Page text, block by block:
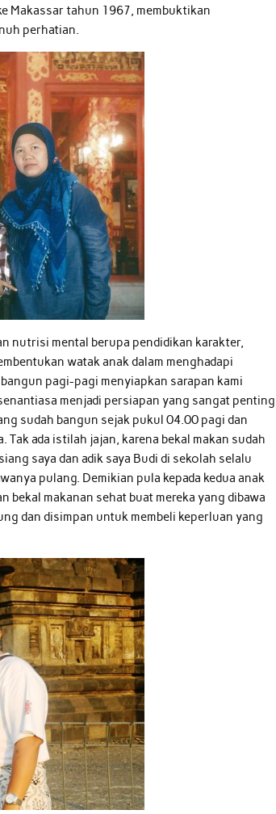
Makassar tahun 1967, membuktikan
perhatian.
nutrisi mental berupa pendidikan karakter,
watak anak dalam menghadapi
pagi-pagi menyiapkan sarapan kami
menjadi persiapan yang sangat penting
sudah bangun sejak pukul 04.00 pagi dan
ada istilah jajan, karena bekal makan sudah
saya dan adik saya Budi di sekolah selalu
pulang. Demikian pula kepada kedua anak
bekal makanan sehat buat mereka yang dibawa
dan disimpan untuk membeli keperluan yang